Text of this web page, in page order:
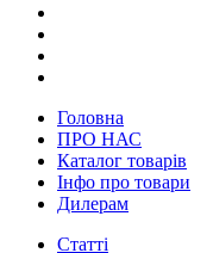
Головна
ПРО НАС
Каталог товарів
Інфо про товари
Дилерам
Статті